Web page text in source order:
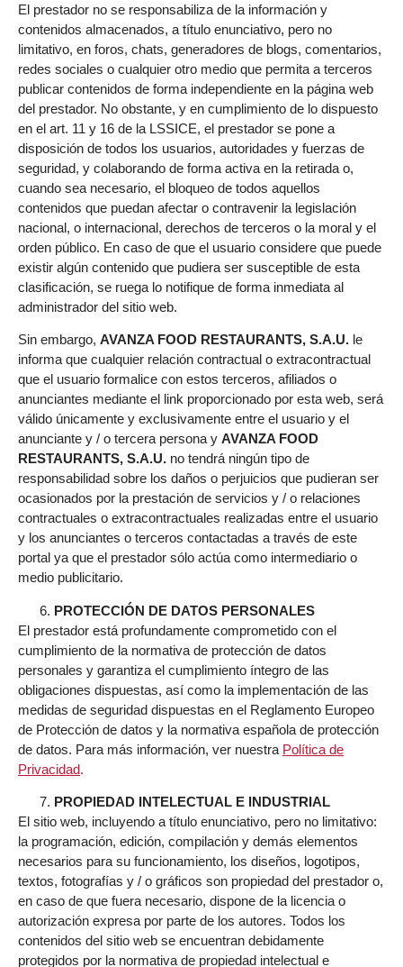
El prestador no se responsabiliza de la información y
contenidos almacenados, a título enunciativo, pero no
limitativo, en foros, chats, generadores de blogs, comentarios,
redes sociales o cualquier otro medio que permita a terceros
publicar contenidos de forma independiente en la página web
del prestador. No obstante, y en cumplimiento de lo dispuesto
en el art. 11 y 16 de la LSSICE, el prestador se pone a
disposición de todos los usuarios, autoridades y fuerzas de
seguridad, y colaborando de forma activa en la retirada o,
cuando sea necesario, el bloqueo de todos aquellos
contenidos que puedan afectar o contravenir la legislación
nacional, o internacional, derechos de terceros o la moral y el
orden público. En caso de que el usuario considere que puede
existir algún contenido que pudiera ser susceptible de esta
clasificación, se ruega lo notifique de forma inmediata al
administrador del sitio web.
Sin embargo, AVANZA FOOD RESTAURANTS, S.A.U. le
informa que cualquier relación contractual o extracontractual
que el usuario formalice con estos terceros, afiliados o
anunciantes mediante el link proporcionado por esta web, será
válido únicamente y exclusivamente entre el usuario y el
anunciante y / o tercera persona y AVANZA FOOD
RESTAURANTS, S.A.U. no tendrá ningún tipo de
responsabilidad sobre los daños o perjuicios que pudieran ser
ocasionados por la prestación de servicios y / o relaciones
contractuales o extracontractuales realizadas entre el usuario
y los anunciantes o terceros contactadas a través de este
portal ya que el prestador sólo actúa como intermediario o
medio publicitario.
PROTECCIÓN DE DATOS PERSONALES
El prestador está profundamente comprometido con el
cumplimiento de la normativa de protección de datos
personales y garantiza el cumplimiento íntegro de las
obligaciones dispuestas, así como la implementación de las
medidas de seguridad dispuestas en el Reglamento Europeo
de Protección de datos y la normativa española de protección
de datos. Para más información, ver nuestra Política de
Privacidad.
PROPIEDAD INTELECTUAL E INDUSTRIAL
El sitio web, incluyendo a título enunciativo, pero no limitativo:
la programación, edición, compilación y demás elementos
necesarios para su funcionamiento, los diseños, logotipos,
textos, fotografías y / o gráficos son propiedad del prestador o,
en caso de que fuera necesario, dispone de la licencia o
autorización expresa por parte de los autores. Todos los
contenidos del sitio web se encuentran debidamente
protegidos por la normativa de propiedad intelectual e